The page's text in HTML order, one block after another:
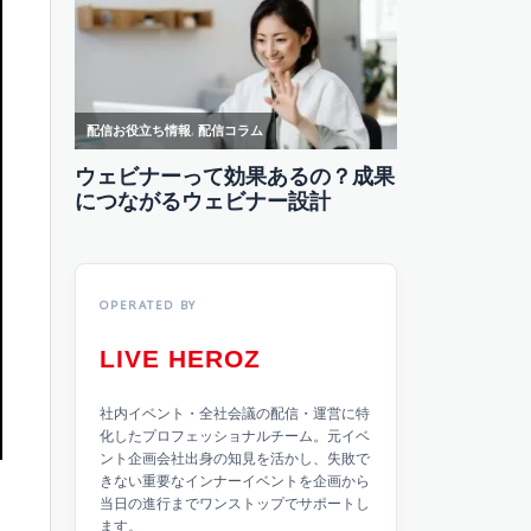
OPERATED BY
LIVE HEROZ
社内イベント・全社会議の配信・運営に特
化したプロフェッショナルチーム。元イベ
ント企画会社出身の知見を活かし、失敗で
きない重要なインナーイベントを企画から
当日の進行までワンストップでサポートし
ます。